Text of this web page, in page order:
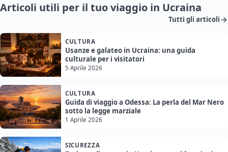
Articoli utili per il tuo viaggio in Ucraina
Tutti gli articoli
CULTURA
Usanze e galateo in Ucraina: una guida
culturale per i visitatori
5 Aprile 2026
CULTURA
Guida di viaggio a Odessa: La perla del Mar Nero
sotto la legge marziale
1 Aprile 2026
SICUREZZA